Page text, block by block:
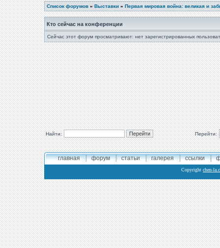
Список форумов » Выставки » Первая мировая война: великая и
Кто сейчас на конференции
Сейчас этот форум просматривают: нет зарегистрированных
Найти: Перейти:
главная форум статьи галерея ссылки
Copyright chen-